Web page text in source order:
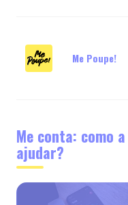
Me Poupe!
Me conta: como
ajudar?